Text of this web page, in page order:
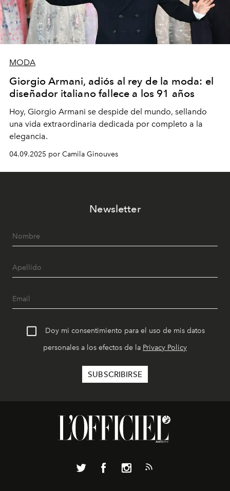
MODA
Giorgio Armani, adiós al rey de la moda: el
diseñador italiano fallece a los 91 años
Hoy, Giorgio Armani se despide del mundo, sellando
una vida extraordinaria dedicada por completo a la
elegancia.
04.09.2025 por Camila Ginouves
Newsletter
Doy mi consentimiento para el uso de mis datos
personales a los efectos de la Privacy Policy